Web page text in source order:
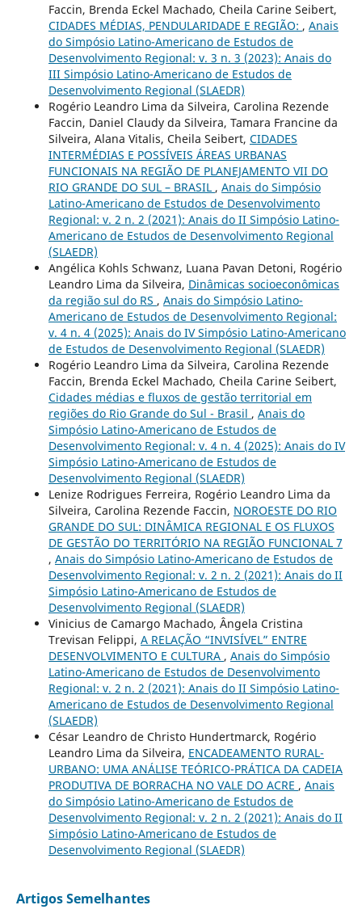
Faccin, Brenda Eckel Machado, Cheila Carine Seibert,
CIDADES MÉDIAS, PENDULARIDADE E REGIÃO: , Anais
do Simpósio Latino-Americano de Estudos de
Desenvolvimento Regional: v. 3 n. 3 (2023): Anais do
III Simpósio Latino-Americano de Estudos de
Desenvolvimento Regional (SLAEDR)
Rogério Leandro Lima da Silveira, Carolina Rezende
Faccin, Daniel Claudy da Silveira, Tamara Francine da
Silveira, Alana Vitalis, Cheila Seibert, CIDADES
INTERMÉDIAS E POSSÍVEIS ÁREAS URBANAS
FUNCIONAIS NA REGIÃO DE PLANEJAMENTO VII DO
RIO GRANDE DO SUL – BRASIL , Anais do Simpósio
Latino-Americano de Estudos de Desenvolvimento
Regional: v. 2 n. 2 (2021): Anais do II Simpósio Latino-
Americano de Estudos de Desenvolvimento Regional
(SLAEDR)
Angélica Kohls Schwanz, Luana Pavan Detoni, Rogério
Leandro Lima da Silveira, Dinâmicas socioeconômicas
da região sul do RS , Anais do Simpósio Latino-
Americano de Estudos de Desenvolvimento Regional:
v. 4 n. 4 (2025): Anais do IV Simpósio Latino-Americano
de Estudos de Desenvolvimento Regional (SLAEDR)
Rogério Leandro Lima da Silveira, Carolina Rezende
Faccin, Brenda Eckel Machado, Cheila Carine Seibert,
Cidades médias e fluxos de gestão territorial em
regiões do Rio Grande do Sul - Brasil , Anais do
Simpósio Latino-Americano de Estudos de
Desenvolvimento Regional: v. 4 n. 4 (2025): Anais do IV
Simpósio Latino-Americano de Estudos de
Desenvolvimento Regional (SLAEDR)
Lenize Rodrigues Ferreira, Rogério Leandro Lima da
Silveira, Carolina Rezende Faccin, NOROESTE DO RIO
GRANDE DO SUL: DINÂMICA REGIONAL E OS FLUXOS
DE GESTÃO DO TERRITÓRIO NA REGIÃO FUNCIONAL 7
, Anais do Simpósio Latino-Americano de Estudos de
Desenvolvimento Regional: v. 2 n. 2 (2021): Anais do II
Simpósio Latino-Americano de Estudos de
Desenvolvimento Regional (SLAEDR)
Vinicius de Camargo Machado, Ângela Cristina
Trevisan Felippi, A RELAÇÃO “INVISÍVEL” ENTRE
DESENVOLVIMENTO E CULTURA , Anais do Simpósio
Latino-Americano de Estudos de Desenvolvimento
Regional: v. 2 n. 2 (2021): Anais do II Simpósio Latino-
Americano de Estudos de Desenvolvimento Regional
(SLAEDR)
César Leandro de Christo Hundertmarck, Rogério
Leandro Lima da Silveira, ENCADEAMENTO RURAL-
URBANO: UMA ANÁLISE TEÓRICO-PRÁTICA DA CADEIA
PRODUTIVA DE BORRACHA NO VALE DO ACRE , Anais
do Simpósio Latino-Americano de Estudos de
Desenvolvimento Regional: v. 2 n. 2 (2021): Anais do II
Simpósio Latino-Americano de Estudos de
Desenvolvimento Regional (SLAEDR)
Artigos Semelhantes